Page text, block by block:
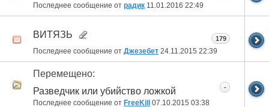
Последнее сообщение от радик 11.01.2016 22:49
ВИТЯЗЬ
Последнее сообщение от Джезебет 24.11.2015 22:39
179
Перемещено:
Разведчик или убийство ложкой
Последнее сообщение от FreeKill 07.10.2015 03:38
-